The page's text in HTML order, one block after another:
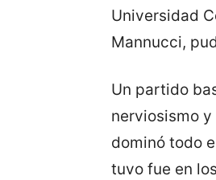
Universidad
Mannucci,
Un partido
nerviosismo
dominó todo
tuvo fue en